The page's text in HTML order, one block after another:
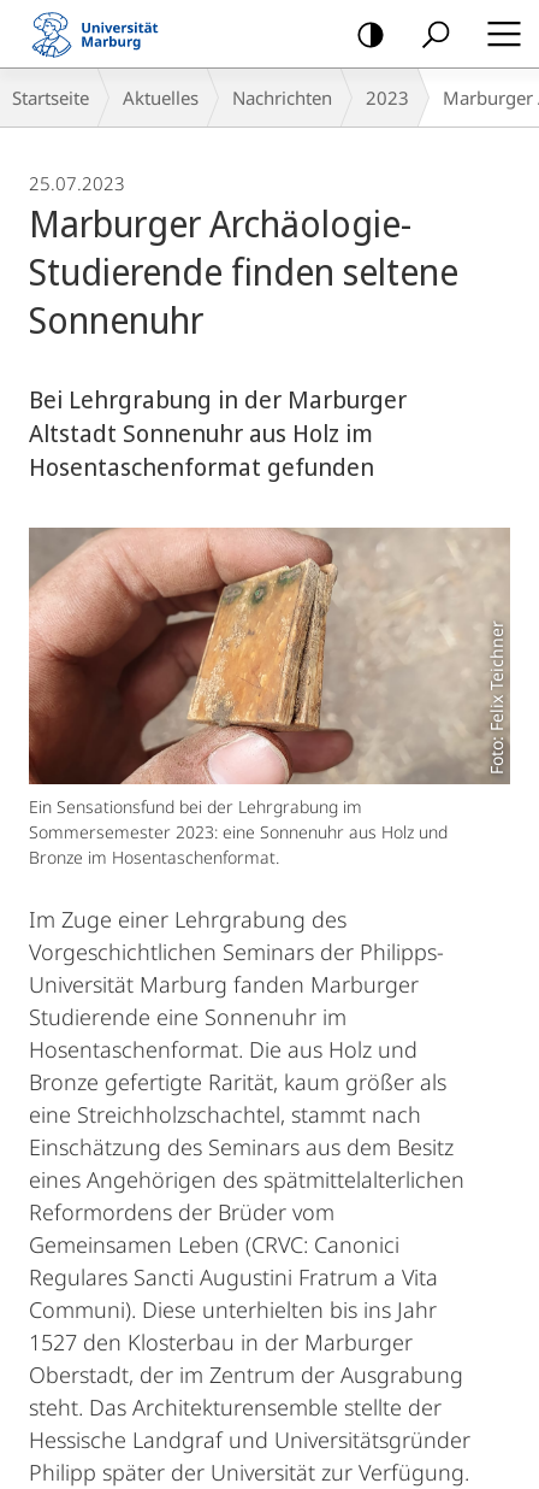
Mobile-
Navigation
Breadcrumb-
Navigation
Startseite Aktuelles Nachrichten 2023 Marburger
25.07.2023
Marburger Archäologie-
Studierende finden seltene
Sonnenuhr
Bei Lehrgrabung in der Marburger
Altstadt Sonnenuhr aus Holz im
Hosentaschenformat gefunden
Foto: Felix Teichner
Ein Sensationsfund bei der Lehrgrabung im
Sommersemester 2023: eine Sonnenuhr aus Holz und
Bronze im Hosentaschenformat.
Im Zuge einer Lehrgrabung des
Vorgeschichtlichen Seminars der Philipps-
Universität Marburg fanden Marburger
Studierende eine Sonnenuhr im
Hosentaschenformat. Die aus Holz und
Bronze gefertigte Rarität, kaum größer als
eine Streichholzschachtel, stammt nach
Einschätzung des Seminars aus dem Besitz
eines Angehörigen des spätmittelalterlichen
Reformordens der Brüder vom
Gemeinsamen Leben (CRVC: Canonici
Regulares Sancti Augustini Fratrum a Vita
Communi). Diese unterhielten bis ins Jahr
1527 den Klosterbau in der Marburger
Oberstadt, der im Zentrum der Ausgrabung
steht. Das Architekturensemble stellte der
Hessische Landgraf und Universitätsgründer
Philipp später der Universität zur Verfügung.